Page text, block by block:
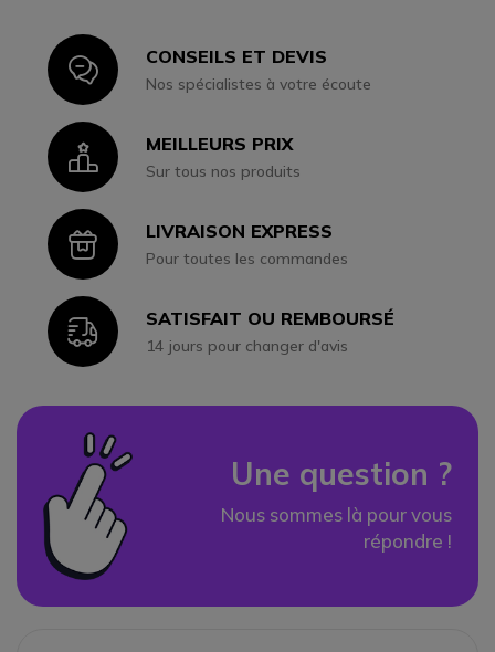
IconCONSEILS ET DEVIS
Nos spécialistes à votre écoute
IconMEILLEURS PRIX
Sur tous nos produits
IconLIVRAISON EXPRESS
Pour toutes les commandes
IconSATISFAIT OU REMBOURSÉ
14 jours pour changer d'avis
Une question ?
Nous sommes là pour vous
répondre !